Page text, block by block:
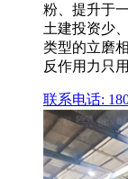
粉、提升于
土建投资少
类型的立磨
反作用力只
联系电话: